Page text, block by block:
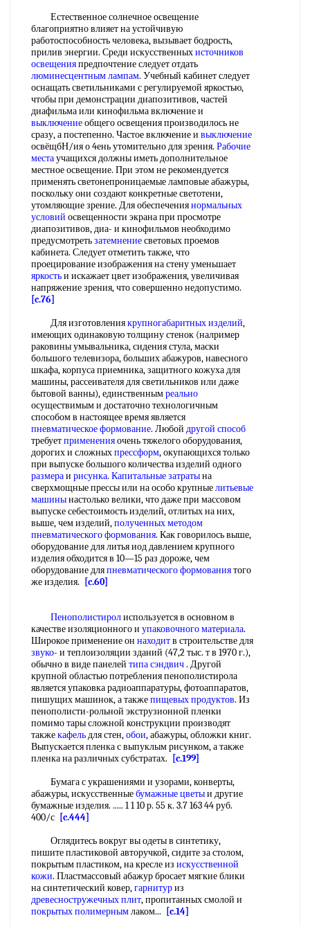
Естественное солнечное освещение
благоприятно влияет на устойчивую
работоспособность человека, вызывает бодрость,
прилив энергии. Среди искусственныхисточников
освещенияпредпочтение следует отдать
люминесцентным лампам. Учебный кабинет следует
оснащать светильниками с регулируемой яркостью,
чтобы при демонстрации диапозитивов, частей
диафильма или кинофильма включение и
выключениеобщего освещения производилось не
сразу, а постепенно. Частое включение и выключение
освёщбН/ия о 4ень утомительно для зрения. Рабочие
местаучащихся должны иметь дополнительное
местное освещение. При этом не рекомендуется
применять светонепроницаемые ламповые абажуры,
поскольку они создают конкретные светотени,
утомляющие зрение. Для обеспечениянормальных
условий освещенности экрана при просмотре
диапозитивов, диа- и кинофильмов необходимо
предусмотретьзатемнениесветовых проемов
кабинета. Следует отметить также, что
проецирование изображения на стену уменьшает
яркостьи искажает цвет изображения, увеличивая
напряжение зрения, что совершенно недопустимо.
[c.76]
Для изготовлениякрупногабаритных изделий,
имеющих одинаковую толщину стенок (налример
раковины умывальника, сидения стула, маски
большого телевизора, больших абажуров, навесного
шкафа, корпуса приемника, защитного кожуха для
машины, рассеивателя для светильников или даже
бытовой ванны), единственнымреально
осуществимым и достаточно технологичным
способом в настоящее время является
пневматическое формование. Любой другой способ
требуетпримененияочень тяжелого оборудования,
дорогих и сложныхпрессформ, окупающихся только
при выпуске большого количества изделий одного
размераи рисунка. Капитальные затратына
сверхмощные прессы или на особо крупныелитьевые
машинынастолько велики, что даже при массовом
выпуске себестоимость изделий, отлитых на них,
выше, чем изделий,полученных методом
пневматического формования. Как говорилось выше,
оборудование для литья иод давлением крупного
изделия обходится в 10—15 раз дороже, чем
оборудование дляпневматического формованиятого
же изделия.
[c.60]
Пенополистиролиспользуется в основном в
качестве изоляционного и упаковочного материала.
Широкое применение он находитв строительстве для
звуко- и теплоизоляции зданий (47,2 тыс. т в 1970 г.),
обычно в виде панелей типасэндвич. Другой
крупной областью потребления пенополистирола
является упаковка радиоаппаратуры, фотоаппаратов,
пишущих машинок, а такжепищевых продуктов. Из
пенополисти-рольной экструзионной пленки
помимо тары сложной конструкции производят
такжекафельдля стен,обои, абажуры, обложки книг.
Выпускается пленка с выпуклым рисунком, а также
пленка на различных субстратах.
[c.199]
Бумага с украшениями и узорами, конверты,
абажуры, искусственныебумажные цветыи другие
бумажные изделия. ..... 1 1 10 р. 55 к. 3.7 163 44 руб.
400/с [c.444]
Оглядитесь вокруг вы одеты в синтетику,
пишите пластиковой авторучкой, сидите за столом,
покрытым пластиком, на кресле из искусственной
кожи. Пластмассовый абажур бросает мягкие блики
на синтетический ковер,гарнитуриз
древесностружечных плит, пропитанных смолой и
покрытых полимернымлаком... [c.14]